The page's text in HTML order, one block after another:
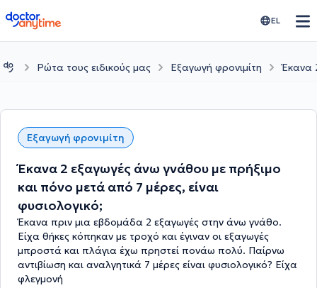
doctoranytime EL
Ρώτα τους ειδικούς μας Εξαγωγή φρονιμίτη Έκανα
Εξαγωγή φρονιμίτη
Έκανα 2 εξαγωγές άνω γνάθου με πρήξιμο
και πόνο μετά από 7 μέρες, είναι
φυσιολογικό;
Έκανα πριν μια εβδομάδα 2 εξαγωγές στην άνω γνάθο.
Είχα θήκες κόπηκαν με τροχό και έγιναν οι εξαγωγές
μπροστά και πλάγια έχω πρηστεί πονάω πολύ. Παίρνω
αντιβίωση και αναλγητικά 7 μέρες είναι φυσιολογικό? Είχα
φλεγμονή